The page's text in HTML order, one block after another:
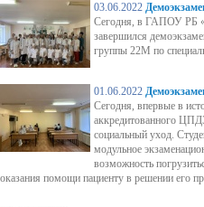
03.06.2022
Сегодня, в ГАПОУ РБ
завершился
группы 22М по
01.06.2022
Сегодня, впервые в
аккредитованного
социальный уход.
модульное
возможность
оказания помощи пациенту в решении его